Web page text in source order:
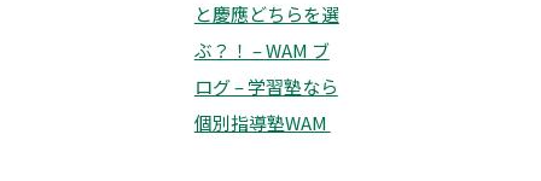
と慶應どちらを選
ぶ？！ – WAM ブ
ログ – 学習塾なら
個別指導塾WAM